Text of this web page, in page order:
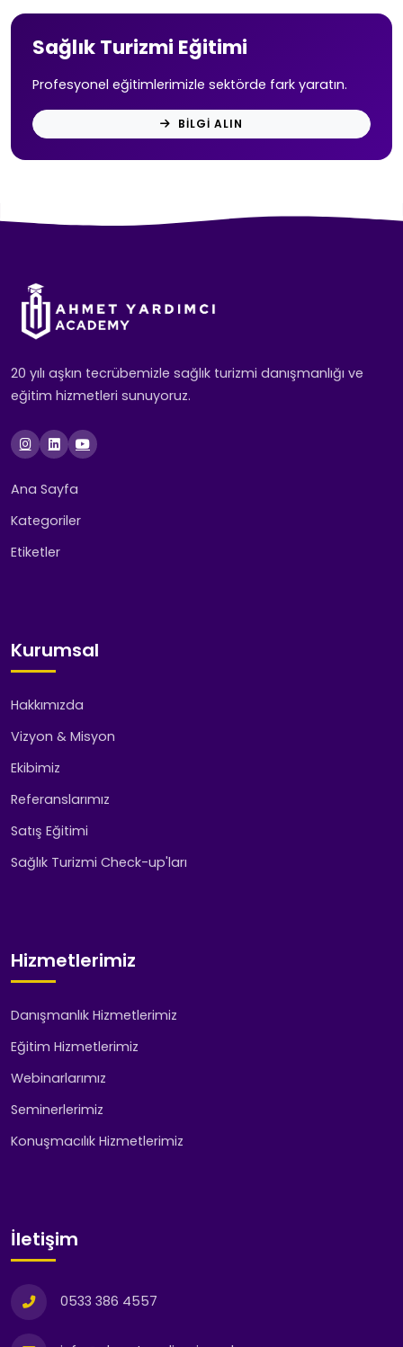
Sağlık Turizmi Eğitimi
Profesyonel eğitimlerimizle sektörde fark yaratın.
BILGI ALIN
20 yılı aşkın tecrübemizle sağlık turizmi danışmanlığı ve
eğitim hizmetleri sunuyoruz.
Ana Sayfa
Kategoriler
Etiketler
Kurumsal
Hakkımızda
Vizyon & Misyon
Ekibimiz
Referanslarımız
Satış Eğitimi
Sağlık Turizmi Check-up'ları
Hizmetlerimiz
Danışmanlık Hizmetlerimiz
Eğitim Hizmetlerimiz
Webinarlarımız
Seminerlerimiz
Konuşmacılık Hizmetlerimiz
İletişim
0533 386 4557